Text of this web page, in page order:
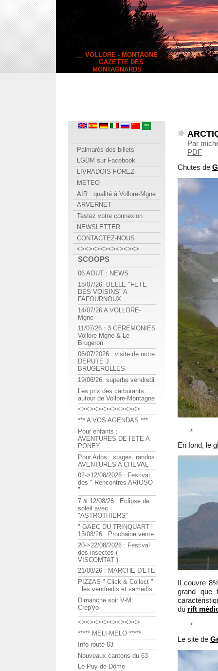
__ VOLLORE - MONTAGNE
__ GAZETTE DES
MONTAGNARDS
Par
PDF
Chutes de
En fond, le
Il couvre
grand que
du rift
Le site de
Palmarès des billets
LGDM sur Facebook
LIVRADOIS-FOREZ
METEO
AIR : qualité à Vollore-Mgne
ARVERNET
Testez votre connexion
NEWSLETTER
CONTACTEZ-NOUS
<><><><><><><><>
SCOOPS
06 AOUT : NEWS
18/07/26: BELLE "FETE
DES VOISINS" A
FAFOURNOUX
14/07/26 A VOLLORE-
Mgne
11/07/26 : 3 CEREMONIES
Vollore-Mgne & Le
Brugeron
06/07/2026 : visite de notre
DEPUTE J.
BRUGEROLLES
19/06/26: superbe vendredi
Les prix des carburants
autour de Vollore-Montagne
<><><><><><><><>
*** A VOS AGENDAS ***
Pour enfants :
AVENTURES DE l'ETE A
PONEY
Pour Ados : stages, randos
AVENTURES A CHEVAL
02->12/08/2026 : Festival
des " Rencontres ARIOSO
"
7 & 12/08/26 : Eclipse de
soleil avec
"ASTROTHIERS"
" GAEC DU TRINQUART "
13/08/26 : Prochaine vente
20->22/08/2026 : Festival
des insectes (
VISCOMTAT )
21/08/26 : MARCHE D'ETE
PIZZAS " Click & Collect "
: les vendredis et samedis
Dimanche soir V-M:
Crep'yo
<><><><><><><><>
***** MELI-MELO *****
Info route 63
Nouveaux cantons du 63
Le Puy de Dôme